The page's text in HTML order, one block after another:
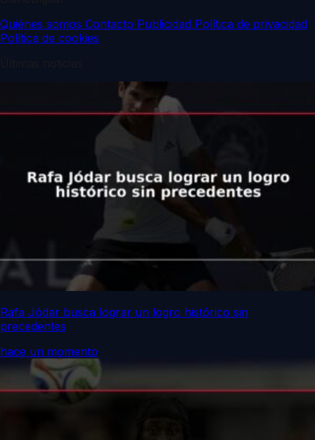
Quiénes somos Contacto Publicidad Política de privacidad
Política de cookies
Rafa Jódar busca lograr un logro histórico sin
precedentes
hace un momento